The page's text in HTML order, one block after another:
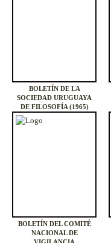
BOLETÍN DE LA
SOCIEDAD URUGUAYA
DE FILOSOFÍA (1965)
BOLETÍN DEL COMITÉ
NACIONAL DE